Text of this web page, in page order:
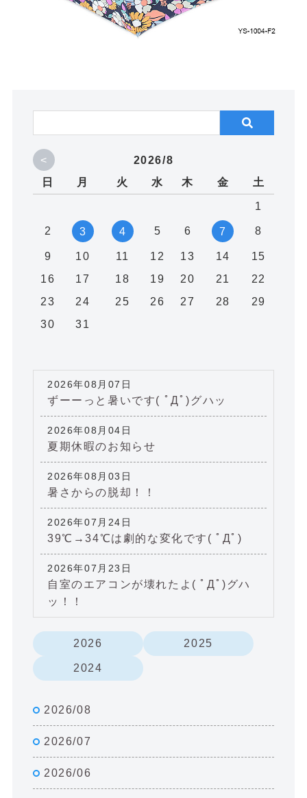
<
2026/8
日
月 火 水 木 金 土
1
2 3 4 5 6 7 8
9 10 11 12 13 14
15
16
17 18 19 20 21
22
23
24 25 26 27 28
29
30
31
2026年08月07日
ずーーっと暑いです( ﾟДﾟ)グハッ
2026年08月04日
夏期休暇のお知らせ
2026年08月03日
暑さからの脱却！！
2026年07月24日
39℃→34℃は劇的な変化です( ﾟДﾟ)
2026年07月23日
自室のエアコンが壊れたよ( ﾟДﾟ)グハ
ッ！！
2026 2025
2024
2026/08
2026/07
2026/06